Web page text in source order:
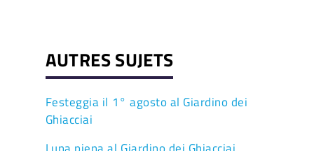
AUTRES SUJETS
Festeggia il 1° agosto al Giardino dei
Ghiacciai
Luna piena al Giardino dei Ghiacciai